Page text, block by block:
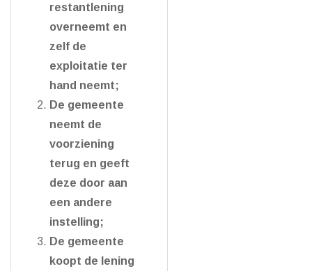
restantlening
overneemt en
zelf de
exploitatie ter
hand neemt;
De gemeente
neemt de
voorziening
terug en geeft
deze door aan
een andere
instelling;
De gemeente
koopt de lening